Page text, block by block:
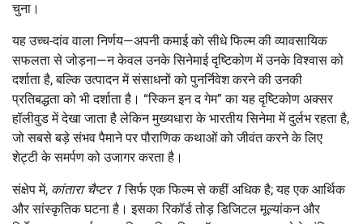
चुना।
यह उच्च-दांव वाला निर्णय—अपनी कमाई को सीधे फिल्म की व्यावसायिक
सफलता से जोड़ना—न केवल उनके सिनेमाई दृष्टिकोण में उनके विश्वास को
दर्शाता है, बल्कि उत्पादन में संसाधनों को पुनर्निवेश करने की उनकी
प्रतिबद्धता को भी दर्शाता है। “स्किन इन द गेम” का यह दृष्टिकोण अक्सर
हॉलीवुड में देखा जाता है लेकिन मुख्यधारा के भारतीय सिनेमा में दुर्लभ रहता है,
जो सबसे बड़े संभव पैमाने पर पौराणिक कथाओं को जीवंत करने के लिए
शेट्टी के समर्पण को उजागर करता है।
संक्षेप में, कांतारा चैप्टर 1सिर्फ एक फिल्म से कहीं अधिक है; यह एक आर्थिक
और सांस्कृतिक घटना है। इसका रिकॉर्ड तोड़ डिजिटल मूल्यांकन और